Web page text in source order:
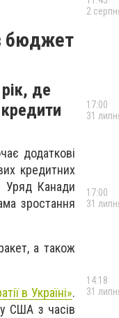
бюджет
де
додаткові
кредитних
Уряд Канади
зростання
а також
в Україні».
США з часів
2
17:00
31
17:00
31
14:18
31